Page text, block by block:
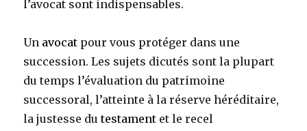
l’avocat sont indispensables.
Un avocat pour vous protéger dans une
succession. Les sujets dicutés sont la plupart
du temps l’évaluation du patrimoine
successoral, l’atteinte à la réserve héréditaire,
la justesse dutestament et le recel